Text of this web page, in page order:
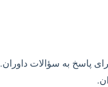
پاسخ به سؤالات داوران.